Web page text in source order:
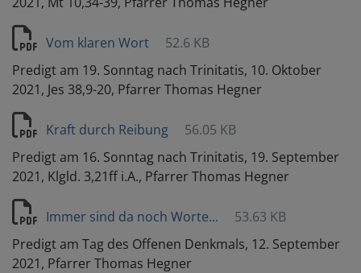
Vom klaren Wort
52.6 KB
Predigt am 19. Sonntag nach Trinitatis, 10. Oktober
2021, Jes 38,9-20, Pfarrer Thomas Hegner
Kraft durch Reibung
56.05 KB
Predigt am 16. Sonntag nach Trinitatis, 19. September
2021, Klgld. 3,21ff i.A., Pfarrer Thomas Hegner
Immer sind da noch Worte...
53.63 KB
Predigt am Tag des Offenen Denkmals, 12. September
2021, Pfarrer Thomas Hegner